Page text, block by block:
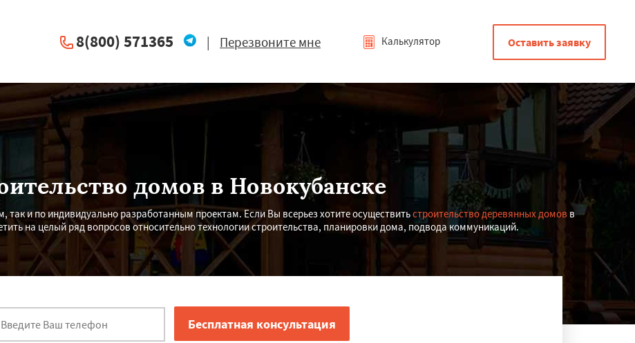
8(800) 571365 | Перезвоните мне Калькулятор Оставить заявку
домов в Новокубанске
и по индивидуально разработанным проектам. Если Вы всерьез хотите осуществитьстроительство деревянных домов в
на целый ряд вопросов относительно технологии строительства, планировки дома, подвода коммуникаций.